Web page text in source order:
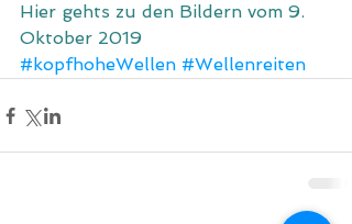
Hier gehts zu den Bildern vom 9.
Oktober 2019
#kopfhoheWellen #Wellenreiten